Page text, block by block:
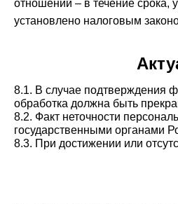
отношений – в течение срока,
установлено налоговым
8.1. В случае подтверждения
обработка должна быть
8.2. Факт неточности
государственными органами
8.3. При достижении или